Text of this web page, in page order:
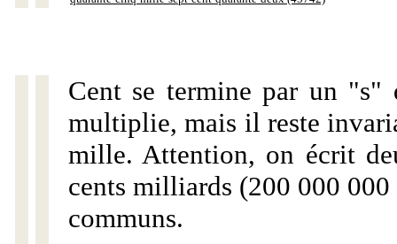
Cent se termine par un "s"
multiplie, mais il reste
mille. Attention, on écrit
cents milliards (200 000
communs.